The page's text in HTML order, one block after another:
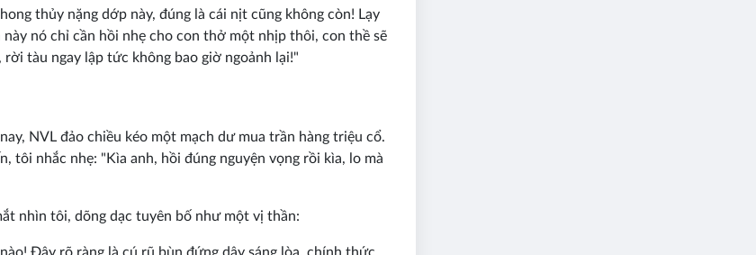
thủy nặng dớp này, đúng là cái nịt cũng không còn! Lạy
nó chỉ cần hồi nhẹ cho con thở một nhịp thôi, con thề sẽ
rời tàu ngay lập tức không bao giờ ngoảnh lại!"
NVL đảo chiều kéo một mạch dư mua trần hàng triệu cổ.
tôi nhắc nhẹ: "Kìa anh, hồi đúng nguyện vọng rồi kìa, lo mà
nhìn tôi, dõng dạc tuyên bố như một vị thần: